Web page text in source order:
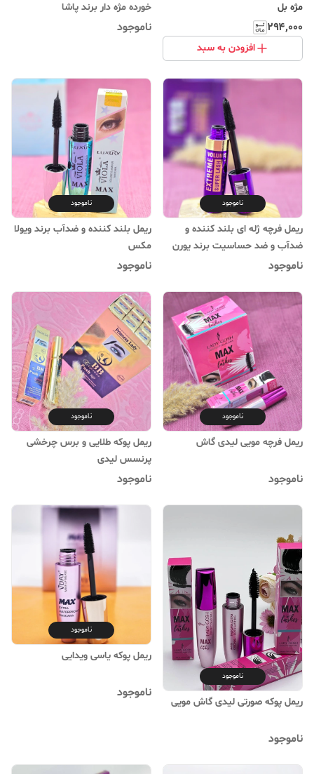
مژه بل
۲۹۴٬۰۰۰
افزودن به سبد
خورده مژه دار برند پاشا
ناموجود
ناموجود
ریمل فرچه ژله ای بلند کننده و
ضدآب و ضد حساسیت برند یورن
ناموجود
ناموجود
ریمل بلند کننده و ضدآب برند ویولا
مکس
ناموجود
ناموجود
ریمل فرچه مویی لیدی گاش
ناموجود
ناموجود
ریمل پوکه طلایی و برس چرخشی
پرنسس لیدی
ناموجود
ناموجود
ریمل پوکه صورتی لیدی گاش مویی
ناموجود
ناموجود
ریمل پوکه یاسی ویدایی
ناموجود